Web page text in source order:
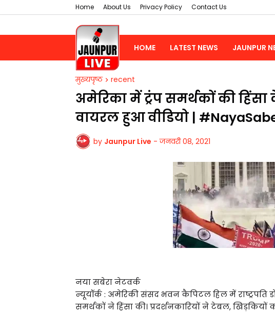
Home About Us Privacy Policy Contact Us
HOME LATEST NEWS JAUNPUR
मुख्यपृष्ठ recent
अमेरिका में ट्रंप समर्थकों की हिंसा
वायरल हुआ वीडियो |
by Jaunpur Live - जनवरी 08, 2021
नया सबेरा नेटवर्क
न्यूयॉर्क : अमेरिकी संसद भवन कैपिटल हिल में राष्ट्रपति
समर्थकों ने हिंसा की। प्रदर्शनकारियों ने टेबल, खिड़कियों